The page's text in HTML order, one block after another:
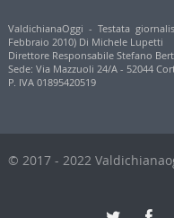
ValdichianaOggi - Testata
Febbraio 2010) Di Michele Lupetti
Direttore Responsabile Stefano
Sede: Via Mazzuoli 24/A - 52044
P. IVA 01895420519
© 2017 - 2022